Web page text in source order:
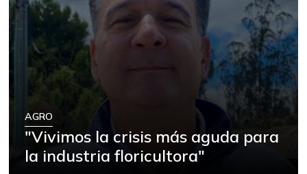
AGRO
"Vivimos la crisis más aguda para
la industria floricultora"